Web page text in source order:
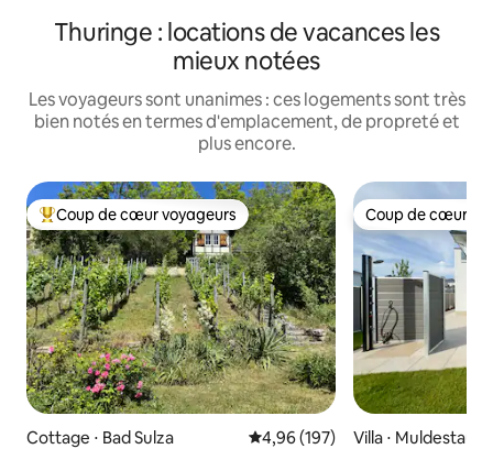
Thuringe : locations de vacances les
mieux notées
Les voyageurs sont unanimes : ces logements sont très
bien notés en termes d'emplacement, de propreté et
plus encore.
Coups de cœur voyageurs les plus appréciés
Coup de cœur voyageurs
Cottage ⋅ Bad Sulza Évaluation moyenne sur la
4,96 (197)
Coup de cœur
Coup de cœur
Villa ⋅